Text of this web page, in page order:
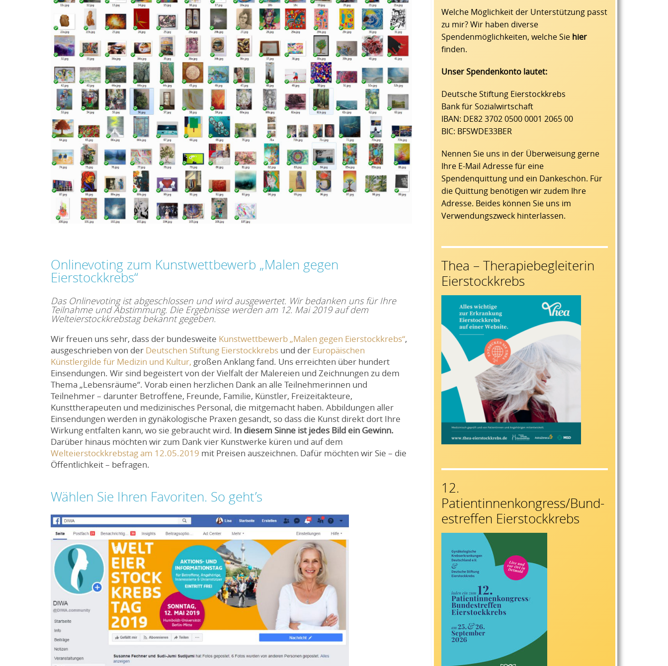
Onlinevoting zum Kunstwettbewerb „Malen gegen
Eierstockkrebs“
Das Onlinevoting ist abgeschlossen und wird ausgewertet. Wir bedanken uns für Ihre
Teilnahme und Abstimmung. Die Ergebnisse werden am 12. Mai 2019 auf dem
Welteierstockkrebstagbekannt gegeben.
Wir freuen uns sehr, dass der bundesweite Kunstwettbewerb „Malen gegen Eierstockkrebs“,
ausgeschrieben von der Deutschen Stiftung Eierstockkrebs und der Europäischen
Künstlergilde für Medizin und Kultur, großen Anklang fand. Uns erreichten über hundert
Einsendungen. Wir sind begeistert von der Vielfalt der Malereien und Zeichnungen zu dem
Thema „Lebensräume“. Vorab einen herzlichen Dank an alle Teilnehmerinnen und
Teilnehmer – darunter Betroffene, Freunde, Familie, Künstler, Freizeitakteure,
Kunsttherapeuten und medizinisches Personal, die mitgemacht haben. Abbildungen aller
Einsendungen werden in gynäkologische Praxen gesandt, so dass die Kunst direkt dort Ihre
Wirkung entfalten kann, wo sie gebraucht wird. In diesem Sinne ist jedes Bild ein Gewinn.
Darüber hinaus möchten wir zum Dank vier Kunstwerke küren und auf dem
Welteierstockkrebstag am 12.05.2019 mit Preisen auszeichnen. Dafür möchten wir Sie – die
Öffentlichkeit – befragen.
Wählen Sie Ihren Favoriten. So geht’s
Welche Möglichkeit der Unterstützung passt
zu mir? Wir haben diverse
Spendenmöglichkeiten, welche Sie hier
finden.
Unser Spendenkonto lautet:
Deutsche Stiftung Eierstockkrebs
Bank für Sozialwirtschaft
IBAN: DE82 3702 0500 0001 2065 00
BIC: BFSWDE33BER
Nennen Sie uns in der Überweisung gerne
Ihre E-Mail Adresse für eine
Spendenquittung und ein Dankeschön. Für
die Quittung benötigen wir zudem Ihre
Adresse. Beides können Sie uns im
Verwendungszweck hinterlassen.
Thea – Therapiebegleiterin
Eierstockkrebs
12.
Patientinnenkongress/Bund-
estreffen Eierstockkrebs